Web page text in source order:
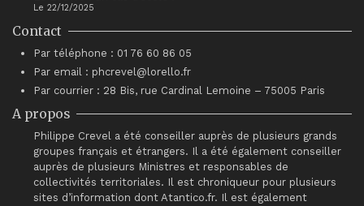
Le 22/12/2025
Contact
Par téléphone : 01 76 60 86 05
Par email : phcrevel@lorello.fr
Par courrier : 28 Bis, rue Cardinal Lemoine – 75005 Paris
A propos
Philippe Crevel a été conseiller auprès de plusieurs grands
groupes français et étrangers. Il a été également conseiller
auprès de plusieurs Ministres et responsables de
collectivités territoriales. Il est chroniqueur pour plusieurs
sites d’information dont Atantico.fr. Il est également